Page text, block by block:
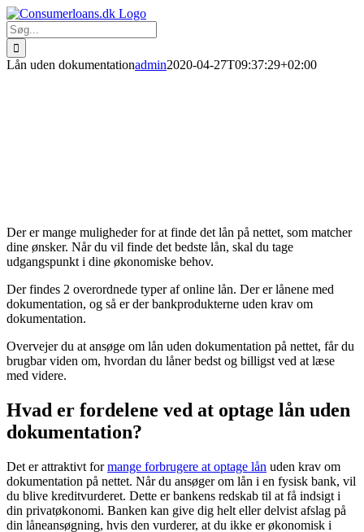
Skip
to
content
Søg
efter:
Lån uden dokumentationadmin2020-04-27T09:37:29+02:00
Der er mange muligheder for at finde det lån på nettet, som matcher
dine ønsker. Når du vil finde det bedste lån, skal du tage
udgangspunkt i dine økonomiske behov.
Der findes 2 overordnede typer af online lån. Der er lånene med
dokumentation, og så er der bankprodukterne uden krav om
dokumentation.
Overvejer du at ansøge om lån uden dokumentation på nettet, får du
brugbar viden om, hvordan du låner bedst og billigst ved at læse
med videre.
Hvad er fordelene ved at optage lån uden
dokumentation?
Det er attraktivt formange forbrugere at optage lån uden krav om
dokumentation på nettet. Når du ansøger om lån i en fysisk bank, vil
du blive kreditvurderet. Dette er bankens redskab til at få indsigt i
din privatøkonomi. Banken kan give dig helt eller delvist afslag på
din låneansøgning, hvis den vurderer, at du ikke er økonomisk i